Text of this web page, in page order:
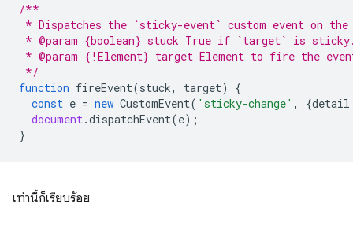
/**
* Dispatches the `sticky-event` custom event on
* @param {boolean} stuck True if `target` is
* @param {!Element} target Element to fire the
*/
function fireEvent(stuck, target)
{
const e = new CustomEvent( 'sticky-change' , {detail
document .dispatchEvent(e);
}
เท่านี้ก็เรียบร้อย